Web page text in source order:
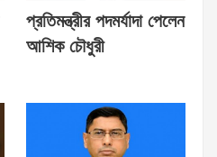
প্রতিমন্ত্রীর পদমর্যাদা পেলেন
আশিক চৌধুরী